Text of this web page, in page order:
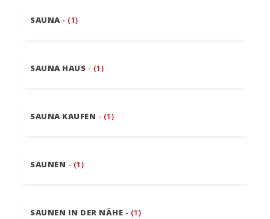
SAUNA - (1)
SAUNA HAUS - (1)
SAUNA KAUFEN - (1)
SAUNEN - (1)
SAUNEN IN DER NÄHE - (1)